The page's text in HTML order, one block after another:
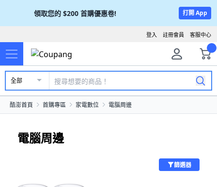
領取您的 $200 首購優惠卷! 打開 App
客服中心
註冊會員
登入
全部
酷澎首頁 首購專區 家電數位 電腦周邊
電腦周邊
篩選器